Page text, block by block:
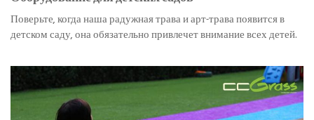
Поверьте, когда наша радужная трава и арт-трава появится в
детском саду, она обязательно привлечет внимание всех детей.